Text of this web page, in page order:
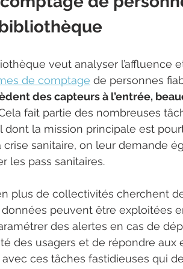
veut analyser
de comptage de personnes
des capteurs à l’entrée,
fait partie des nombreuses
dont la mission principale est
crise sanitaire, on leur demande
les pass sanitaires.
plus de collectivités cherchent
peuvent être exploitées
des alertes en cas de
des usagers et de répondre
avec ces tâches fastidieuses qui